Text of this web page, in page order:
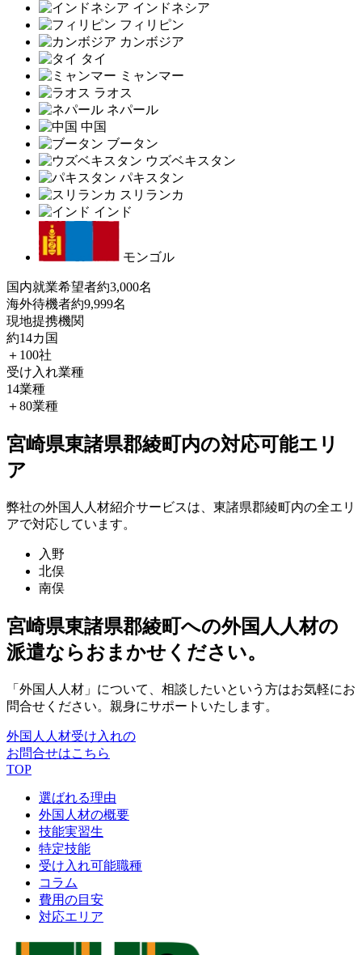
インドネシア
フィリピン
カンボジア
タイ
ミャンマー
ラオス
ネパール
中国
ブータン
ウズベキスタン
パキスタン
スリランカ
インド
モンゴル
国内就業希望者約3,000名
海外待機者約9,999名
現地提携機関
約14カ国
＋100社
受け入れ業種
14業種
＋80業種
宮崎県東諸県郡綾町内の対応可能エリ
ア
弊社の外国人人材紹介サービスは、東諸県郡綾町内の全エリ
アで対応しています。
入野
北俣
南俣
宮崎県東諸県郡綾町への外国人人材の
派遣ならおまかせください。
「外国人人材」について、相談したいという方はお気軽にお
問合せください。親身にサポートいたします。
外国人人材受け入れの
お問合せはこちら
TOP
選ばれる理由
外国人材の概要
技能実習生
特定技能
受け入れ可能職種
コラム
費用の目安
対応エリア